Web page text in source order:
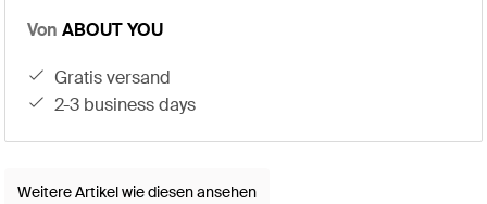
Von ABOUT YOU
gratis versand
2-3 business days
Weitere Artikel wie diesen ansehen